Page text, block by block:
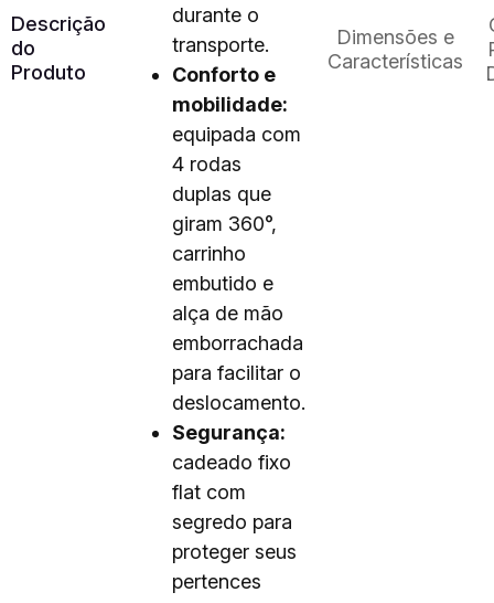
Descrição
do
Produto
durante o
transporte.
Conforto e
mobilidade:
equipada com
4 rodas
duplas que
giram 360°,
carrinho
embutido e
alça de mão
emborrachada
para facilitar o
deslocamento.
Segurança:
cadeado fixo
flat com
segredo para
proteger seus
pertences
Dimensões e
Características